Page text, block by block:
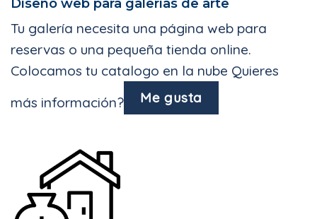
Diseño web para galerías de arte
Tu galería necesita una página web para
reservas o una pequeña tienda online.
Colocamos tu catalogo en la nube Quieres
más información?
Me gusta